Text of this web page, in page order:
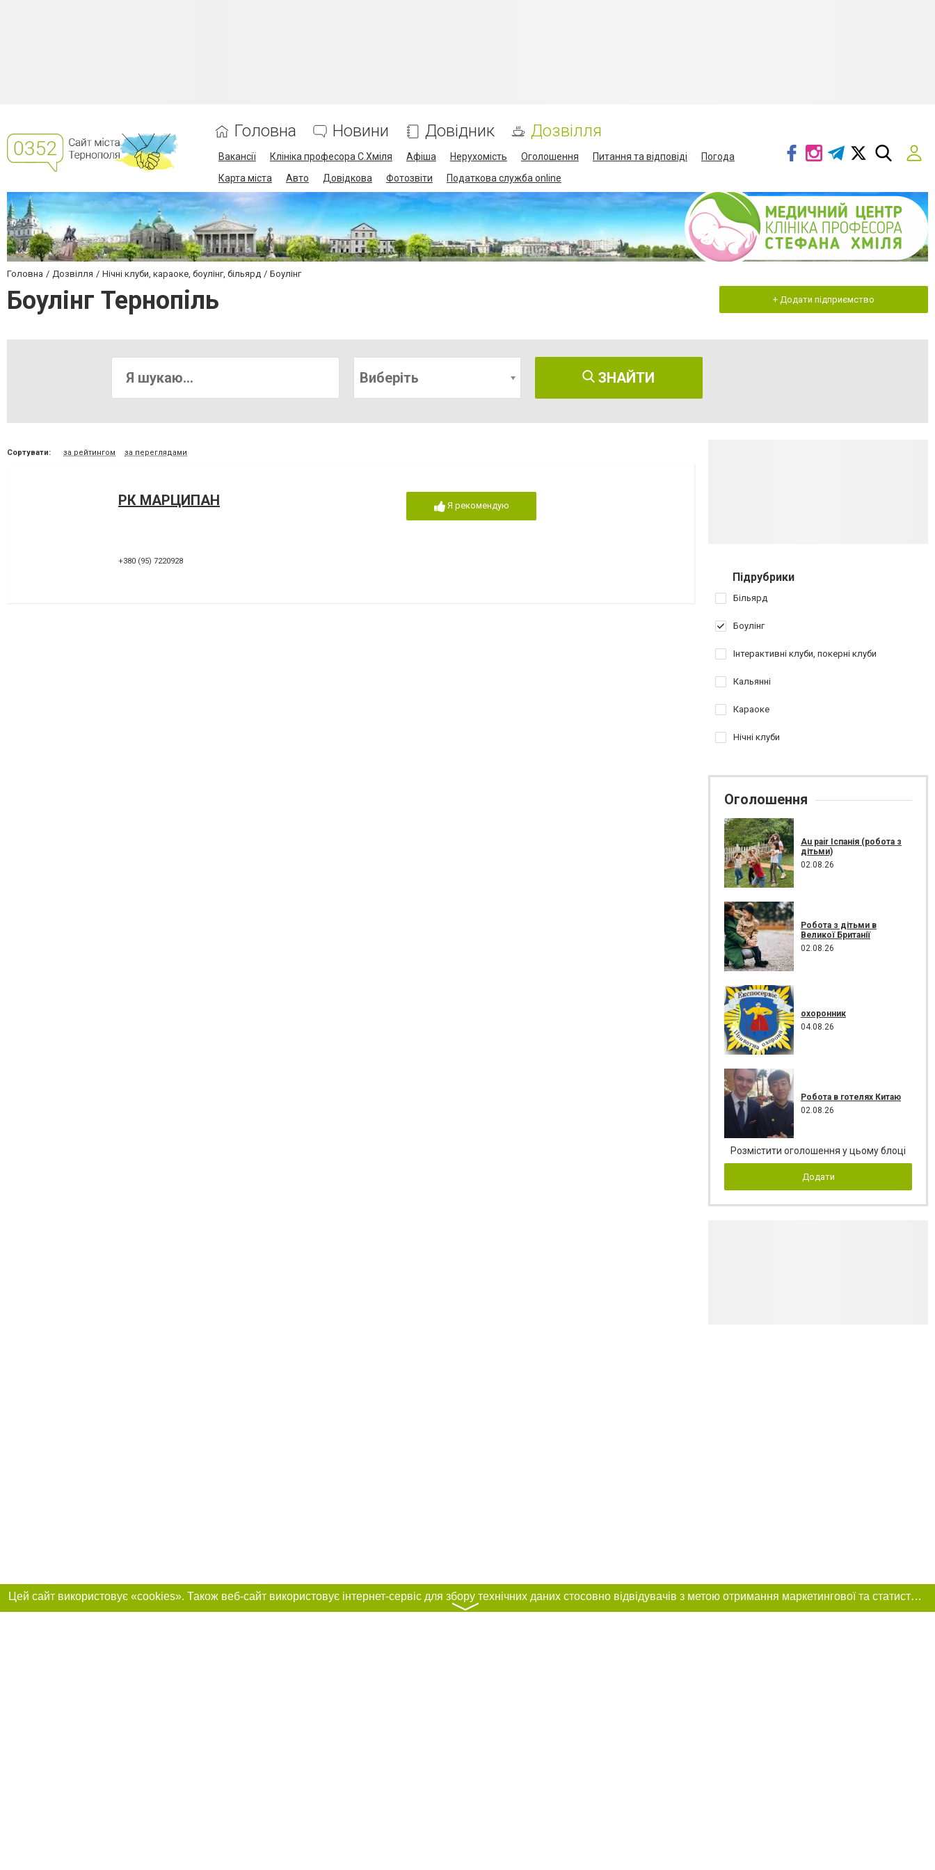
Головна Новини Довідник Дозвілля
Вакансії Клініка професора С.Хміля Афіша Нерухомість Оголошення Питання та відповіді
Погода
Карта міста
Авто Довідкова Фотозвіти Податкова служба online
Головна Дозвілля Нічні клуби, караоке, боулінг, більярд Боулінг
Боулінг Тернопiль + Додати підприємство
Виберіть ЗНАЙТИ
Сортувати: за рейтингом за переглядами
РК МАРЦИПАН
+380 (95) 7220928
Я рекомендую
Підрубрики
Більярд
Боулінг
Інтерактивні клуби, покерні клуби
Кальянні
Караоке
Нічні клуби
Оголошення
Au pair Іспанія (робота з
дітьми)
02.08.26
Робота з дітьми в
Великої Британії
02.08.26
охоронник
04.08.26
Робота в готелях Китаю
02.08.26
Розмістити оголошення у цьому блоці
Додати
Цей сайт використовує «cookies». Також веб-сайт використовує інтернет-сервіс для збору технічних даних стосовно відвідувачів з метою отримання маркетингової та статистичної інформації. Умови обробки даних відвідувачів сайту див.
〉